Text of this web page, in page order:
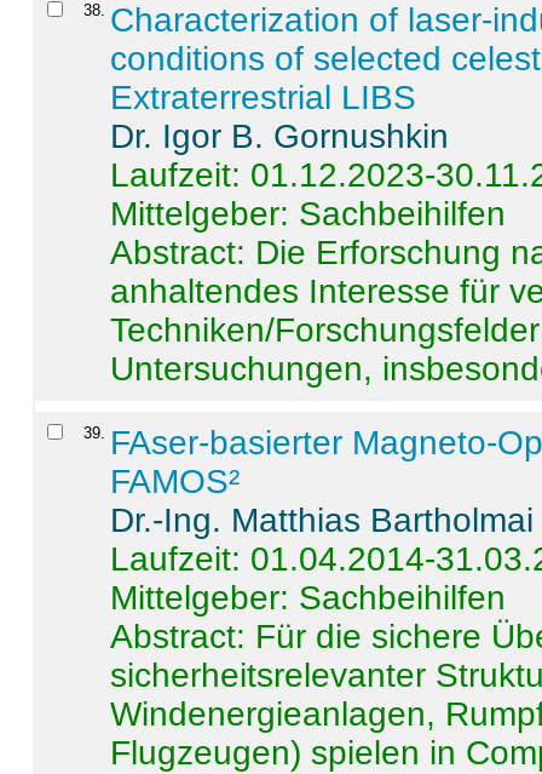
38. Characterization of laser-
conditions of selected
Extraterrestrial LIBS
Dr. Igor B. Gornushkin
Laufzeit: 01.12.2023-
Mittelgeber: Sachbeihilfen
Abstract: Die Erforschung
anhaltendes Interesse für
Techniken/
Untersuchungen,
39. FAser-basierter Magneto-
FAMOS²
Dr.-Ing. Matthias Bartholmai
Laufzeit: 01.04.2014-
Mittelgeber: Sachbeihilfen
Abstract: Für die sichere
sicherheitsrelevanter
Windenergieanlagen,
Flugzeugen) spielen in